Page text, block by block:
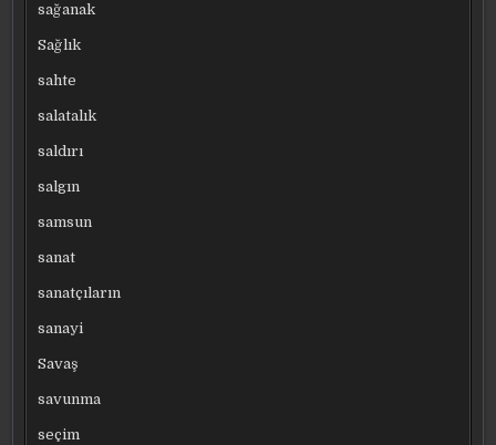
sağanak
Sağlık
sahte
salatalık
saldırı
salgın
samsun
sanat
sanatçıların
sanayi
Savaş
savunma
seçim